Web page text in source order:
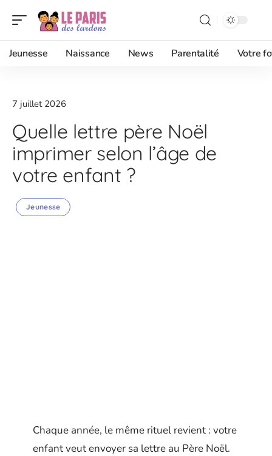
Jeunesse Naissance News Parentalité Votre
7 juillet 2026
Quelle lettre père Noël
imprimer selon l’âge de
votre enfant ?
Jeunesse
Chaque année, le même rituel revient : votre
enfant veut envoyer sa lettre au Père Noël.